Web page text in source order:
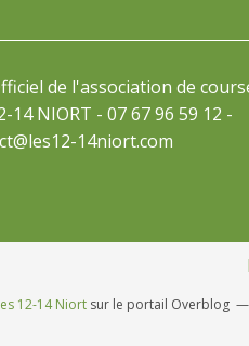
de l'association de
14 NIORT - 07 67 96 59 12 -
14niort.com
12-14 Niort sur le portail Overblog